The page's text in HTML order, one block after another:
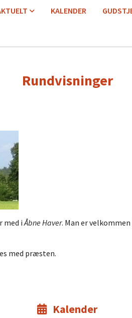
KALENDER
Rundvisninger
med i Åbne Haver. Man er
med præsten.
Kalender